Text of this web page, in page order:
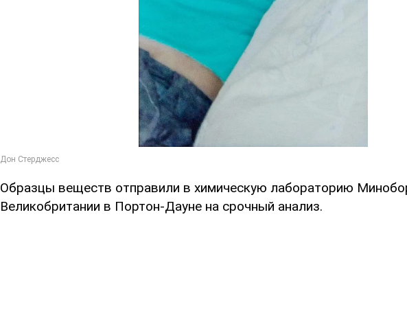
Образцы веществ отправили в химическую лабораторию
Великобритании в Портон-Дауне на срочный анализ.